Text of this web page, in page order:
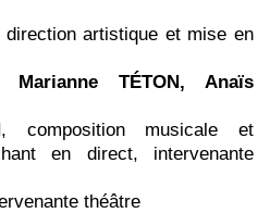
artistique et mise en
Marianne TÉTON, Anaïs
, composition musicale et
en direct, intervenante
théâtre